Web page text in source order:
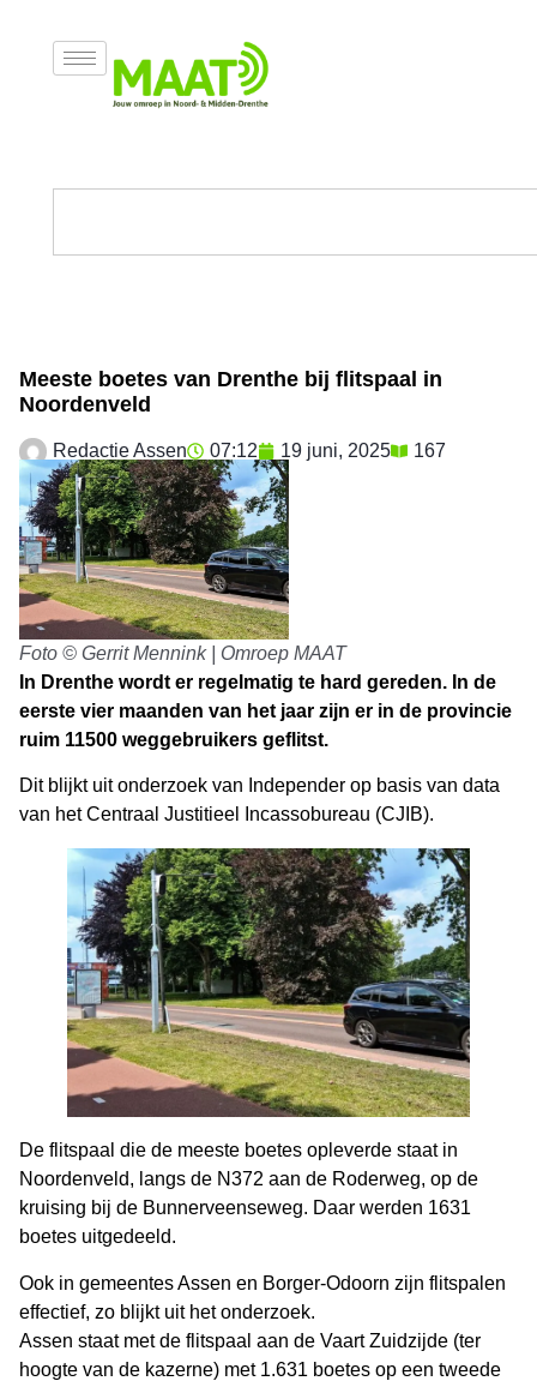
Meeste boetes van Drenthe bij flitspaal in
Noordenveld
Redactie Assen 07:12 19 juni, 2025 167
Foto © Gerrit Mennink | Omroep MAAT
In Drenthe wordt er regelmatig te hard gereden. In de
eerste vier maanden van het jaar zijn er in de provincie
ruim 11500 weggebruikers geflitst.
Dit blijkt uit onderzoek van Independer op basis van data
van het Centraal Justitieel Incassobureau (CJIB).
De flitspaal die de meeste boetes opleverde staat in
Noordenveld, langs de N372 aan de Roderweg, op de
kruising bij de Bunnerveenseweg. Daar werden 1631
boetes uitgedeeld.
Ook in gemeentes Assen en Borger-Odoorn zijn flitspalen
effectief, zo blijkt uit het onderzoek.
Assen staat met de flitspaal aan de Vaart Zuidzijde (ter
hoogte van de kazerne) met 1.631 boetes op een tweede